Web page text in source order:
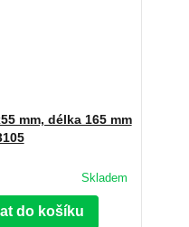
mm, délka 165 mm
Skladem
do košíku